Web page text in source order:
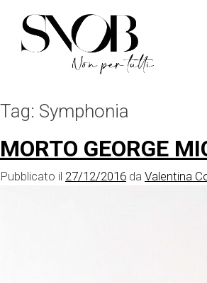
content
Tag: Symphonia
MORTO GEORGE
Pubblicato il 27/12/2016 da Valentina